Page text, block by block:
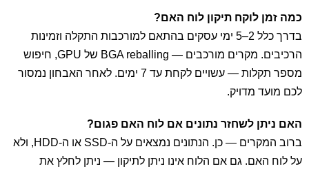
כמה זמן לוקח תיקון לוח האם?
בדרך כלל 2–5 ימי עסקים בהתאם למורכבות התקלה וזמינות
הרכיבים. מקרים מורכבים — BGA reballing של GPU, חיפוש
מספר תקלות — עשויים לקחת עד 7 ימים. לאחר האבחון נמסור
לכם מועד מדויק.
האם ניתן לשחזר נתונים אם לוח האם פגום?
ברוב המקרים — כן. הנתונים נמצאים על ה-SSD או ה-HDD, ולא
על לוח האם. גם אם הלוח אינו ניתן לתיקון — ניתן לחלץ את